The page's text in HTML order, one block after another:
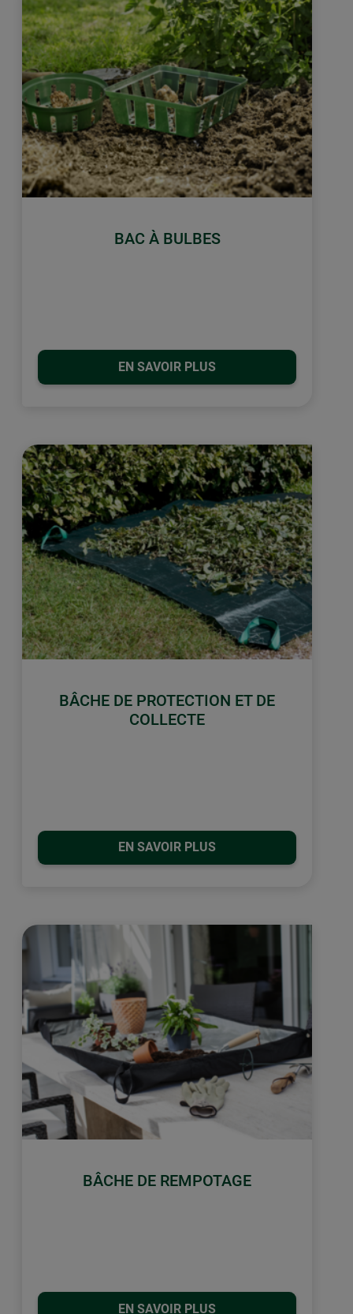
BAC À BULBES
EN SAVOIR PLUS
BÂCHE DE PROTECTION ET DE
COLLECTE
EN SAVOIR PLUS
BÂCHE DE REMPOTAGE
EN SAVOIR PLUS